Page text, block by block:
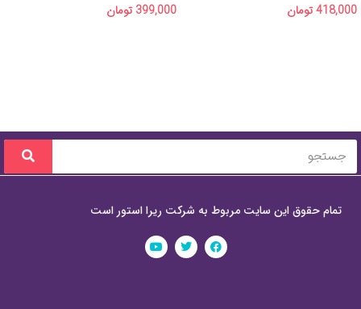
418,000تومان
399,000 تومان
تمام حقوق این سایت مربوط به شرکت ریرا استور است